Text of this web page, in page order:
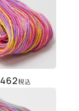
462税込